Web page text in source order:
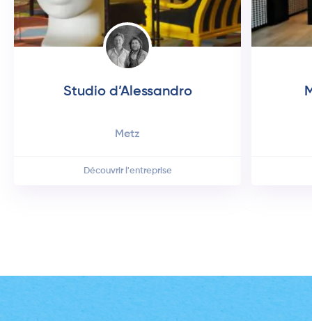
Studio d’Alessandro
metz
Découvrir l'entreprise